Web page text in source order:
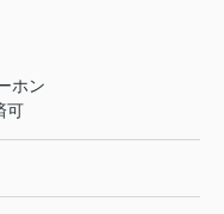
ホン
可